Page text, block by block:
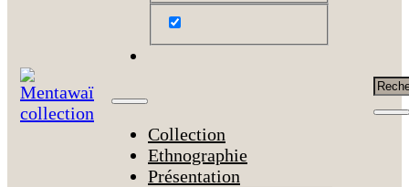
Collection
Ethnographie
Présentation